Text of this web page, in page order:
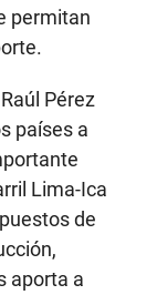
permitan
Pérez
países a
Lima-Ica
de
aporta a